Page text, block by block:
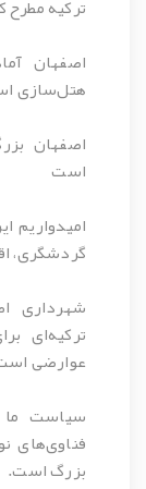
ترکيه مطرح
اصفهان
هتل‌سازی
اصفهان
است
اميدواريم
گردشگری،
شهرداری
ترکیه‌ای
عوارضی است.
سياست ما
فناوی‌های
بزرگ است.